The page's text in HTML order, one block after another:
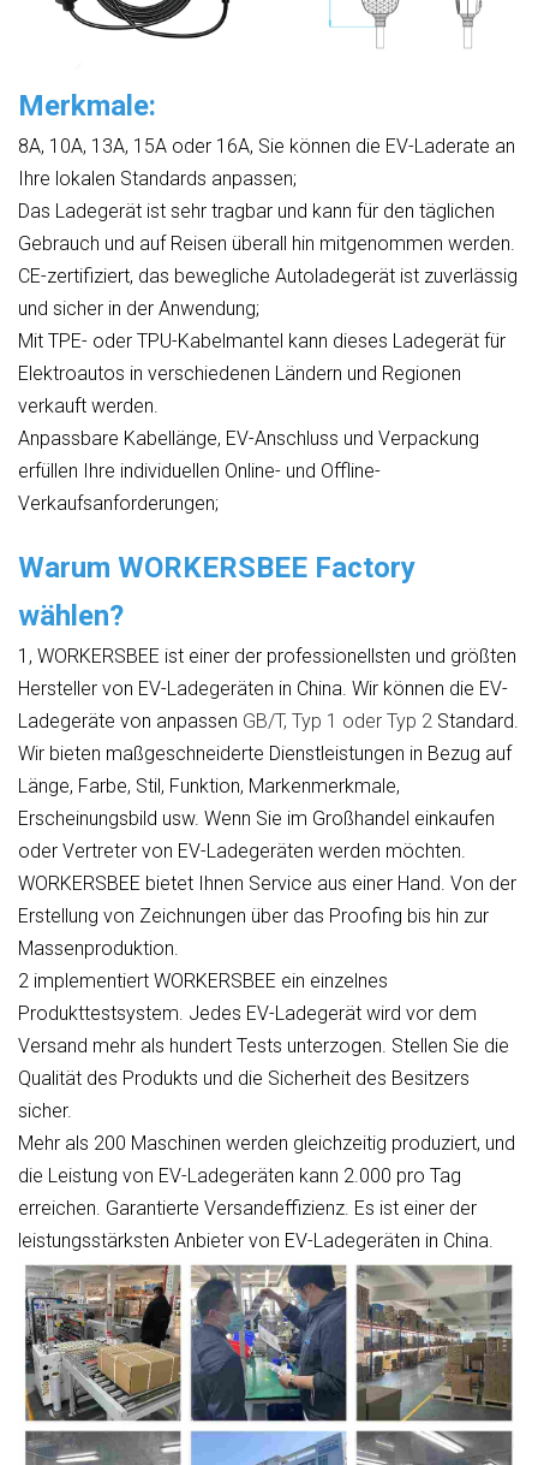
Merkmale:
8A, 10A, 13A, 15A oder 16A, Sie können die EV-Laderate an
Ihre lokalen Standards anpassen;
Das Ladegerät ist sehr tragbar und kann für den täglichen
Gebrauch und auf Reisen überall hin mitgenommen werden.
CE-zertifiziert, das bewegliche Autoladegerät ist zuverlässig
und sicher in der Anwendung;
Mit TPE- oder TPU-Kabelmantel kann dieses Ladegerät für
Elektroautos in verschiedenen Ländern und Regionen
verkauft werden.
Anpassbare Kabellänge, EV-Anschluss und Verpackung
erfüllen Ihre individuellen Online- und Offline-
Verkaufsanforderungen;
Warum WORKERSBEE Factory
wählen?
1, WORKERSBEE ist einer der professionellsten und größten
Hersteller von EV-Ladegeräten in China. Wir können die EV-
Ladegeräte von anpassen GB/T, Typ 1 oder Typ 2 Standard.
Wir bieten maßgeschneiderte Dienstleistungen in Bezug auf
Länge, Farbe, Stil, Funktion, Markenmerkmale,
Erscheinungsbild usw. Wenn Sie im Großhandel einkaufen
oder Vertreter von EV-Ladegeräten werden möchten.
WORKERSBEE bietet Ihnen Service aus einer Hand. Von der
Erstellung von Zeichnungen über das Proofing bis hin zur
Massenproduktion.
2 implementiert WORKERSBEE ein einzelnes
Produkttestsystem. Jedes EV-Ladegerät wird vor dem
Versand mehr als hundert Tests unterzogen. Stellen Sie die
Qualität des Produkts und die Sicherheit des Besitzers
sicher.
Mehr als 200 Maschinen werden gleichzeitig produziert, und
die Leistung von EV-Ladegeräten kann 2.000 pro Tag
erreichen. Garantierte Versandeffizienz. Es ist einer der
leistungsstärksten Anbieter von EV-Ladegeräten in China.